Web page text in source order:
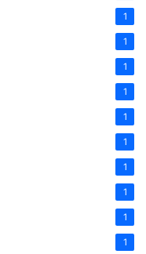
1
1
1
1
1
1
1
1
1
1